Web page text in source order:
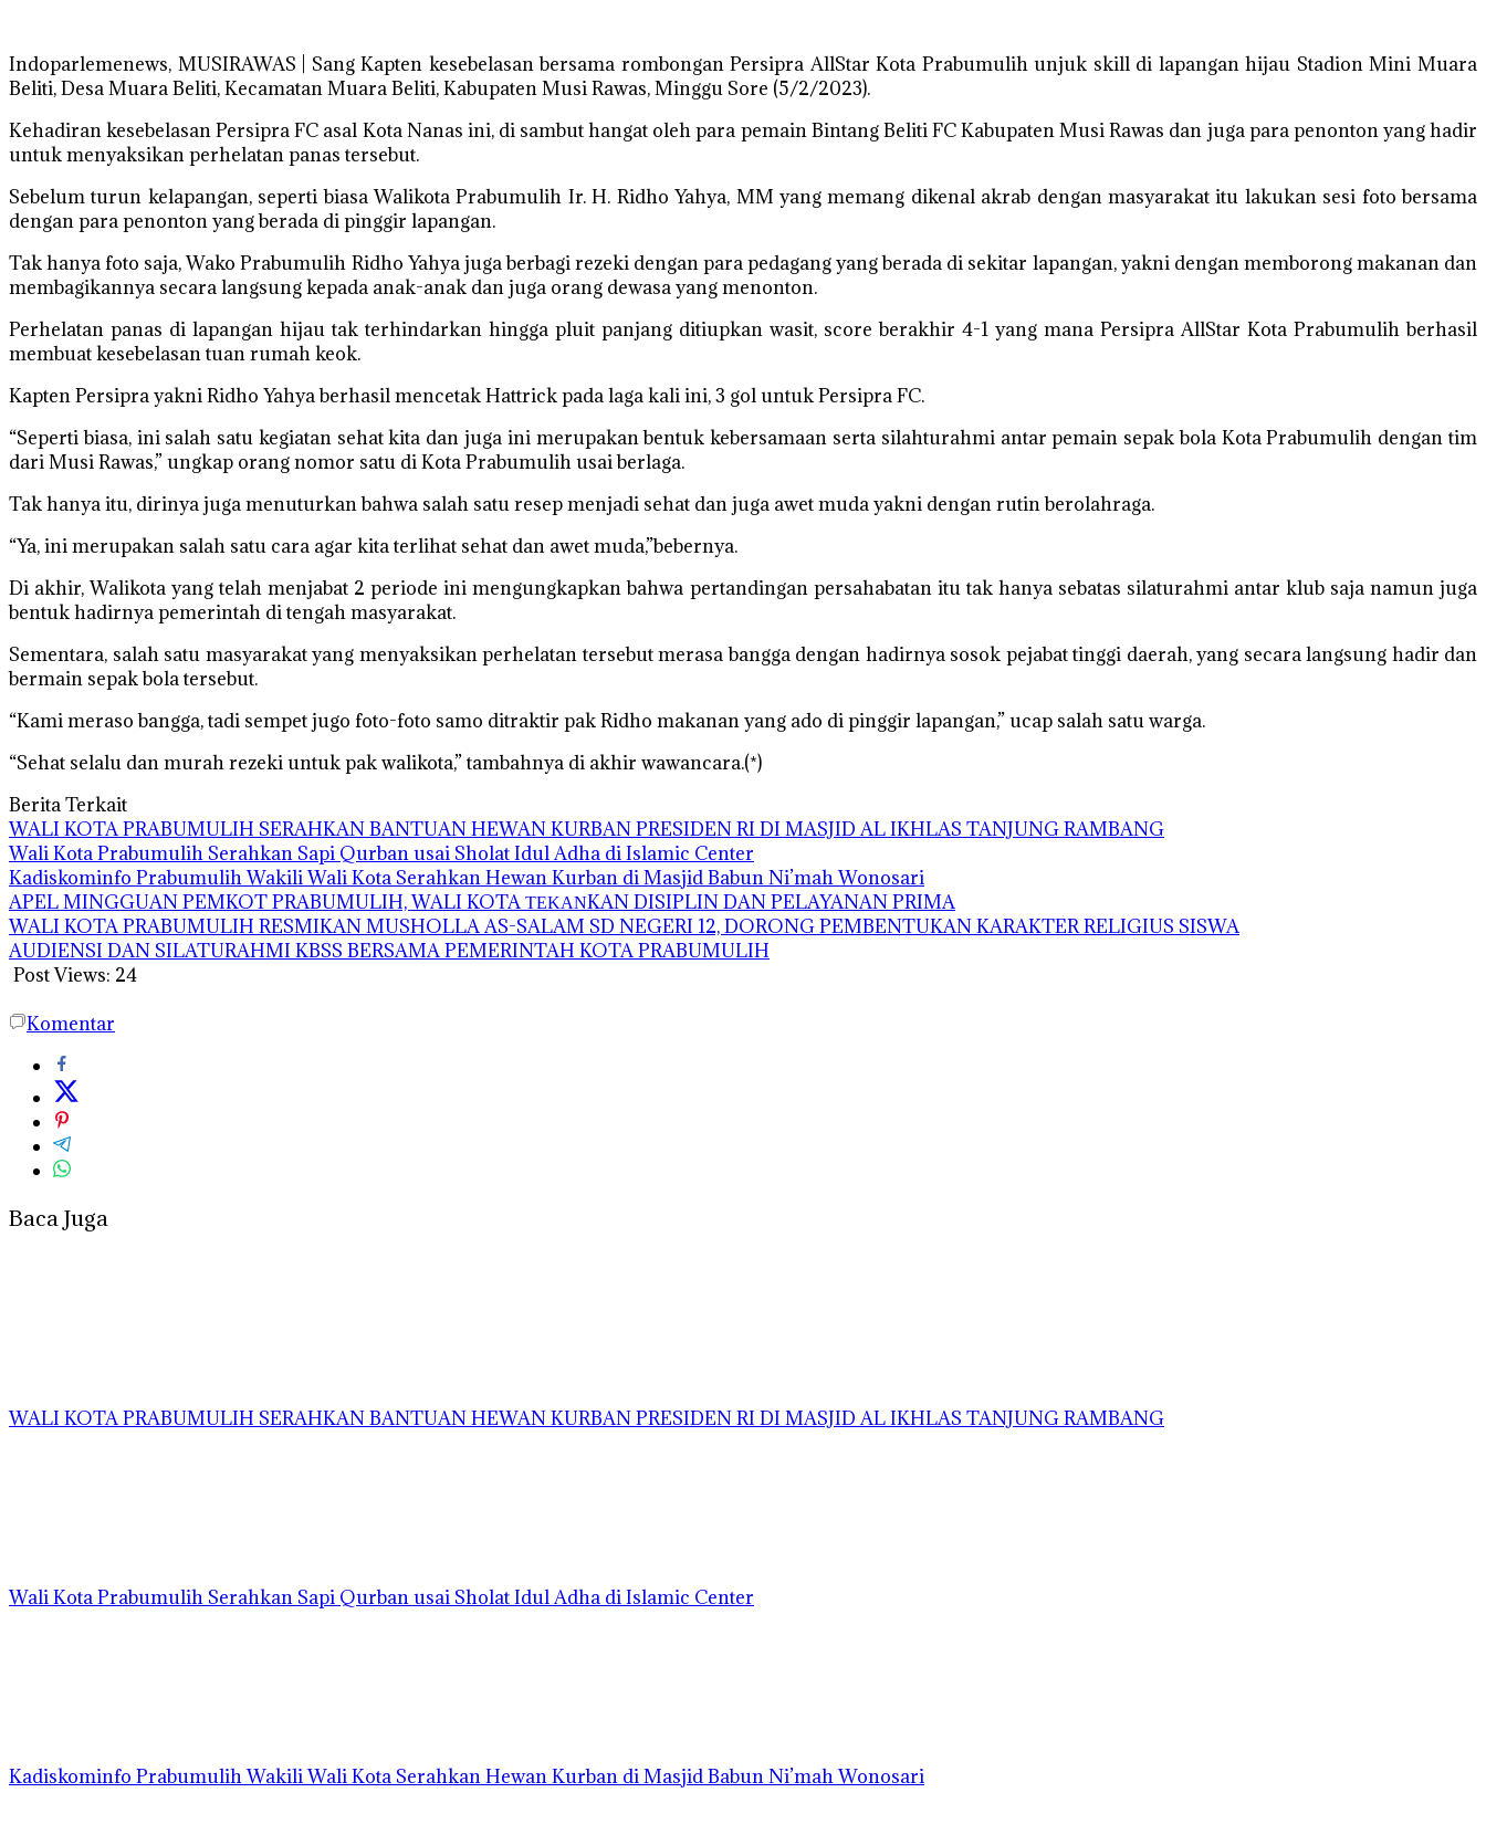
Indoparlemenews, MUSIRAWAS | Sang Kapten kesebelasan bersama rombongan Persipra AllStar Kota Prabumulih unjuk skill di lapangan hijau Stadion Mini Muara
Beliti, Desa Muara Beliti, Kecamatan Muara Beliti, Kabupaten Musi Rawas, Minggu Sore (5/2/2023).
Kehadiran kesebelasan Persipra FC asal Kota Nanas ini, di sambut hangat oleh para pemain Bintang Beliti FC Kabupaten Musi Rawas dan juga para penonton yang hadir
untuk menyaksikan perhelatan panas tersebut.
Sebelum turun kelapangan, seperti biasa Walikota Prabumulih Ir. H. Ridho Yahya, MM yang memang dikenal akrab dengan masyarakat itu lakukan sesi foto bersama
dengan para penonton yang berada di pinggir lapangan.
Tak hanya foto saja, Wako Prabumulih Ridho Yahya juga berbagi rezeki dengan para pedagang yang berada di sekitar lapangan, yakni dengan memborong makanan dan
membagikannya secara langsung kepada anak-anak dan juga orang dewasa yang menonton.
Perhelatan panas di lapangan hijau tak terhindarkan hingga pluit panjang ditiupkan wasit, score berakhir 4-1 yang mana Persipra AllStar Kota Prabumulih berhasil
membuat kesebelasan tuan rumah keok.
Kapten Persipra yakni Ridho Yahya berhasil mencetak Hattrick pada laga kali ini, 3 gol untuk Persipra FC.
“Seperti biasa, ini salah satu kegiatan sehat kita dan juga ini merupakan bentuk kebersamaan serta silahturahmi antar pemain sepak bola Kota Prabumulih dengan tim
dari Musi Rawas,” ungkap orang nomor satu di Kota Prabumulih usai berlaga.
Tak hanya itu, dirinya juga menuturkan bahwa salah satu resep menjadi sehat dan juga awet muda yakni dengan rutin berolahraga.
“Ya, ini merupakan salah satu cara agar kita terlihat sehat dan awet muda,”bebernya.
Di akhir, Walikota yang telah menjabat 2 periode ini mengungkapkan bahwa pertandingan persahabatan itu tak hanya sebatas silaturahmi antar klub saja namun juga
bentuk hadirnya pemerintah di tengah masyarakat.
Sementara, salah satu masyarakat yang menyaksikan perhelatan tersebut merasa bangga dengan hadirnya sosok pejabat tinggi daerah, yang secara langsung hadir dan
bermain sepak bola tersebut.
“Kami meraso bangga, tadi sempet jugo foto-foto samo ditraktir pak Ridho makanan yang ado di pinggir lapangan,” ucap salah satu warga.
“Sehat selalu dan murah rezeki untuk pak walikota,” tambahnya di akhir wawancara.(*)
Berita Terkait
WALI KOTA PRABUMULIH SERAHKAN BANTUAN HEWAN KURBAN PRESIDEN RI DI MASJID AL IKHLAS TANJUNG RAMBANG
Wali Kota Prabumulih Serahkan Sapi Qurban usai Sholat Idul Adha di Islamic Center
Kadiskominfo Prabumulih Wakili Wali Kota Serahkan Hewan Kurban di Masjid Babun Ni’mah Wonosari
APEL MINGGUAN PEMKOT PRABUMULIH, WALI KOTA ΤΕΚΑΝKAN DISIPLIN DAN PELAYANAN PRIMA
WALI KOTA PRABUMULIH RESMIKAN MUSHOLLA AS-SALAM SD NEGERI 12, DORONG PEMBENTUKAN KARAKTER RELIGIUS SISWA
AUDIENSI DAN SILATURAHMI KBSS BERSAMA PEMERINTAH KOTA PRABUMULIH
Post Views: 24
Komentar
Baca Juga
WALI KOTA PRABUMULIH SERAHKAN BANTUAN HEWAN KURBAN PRESIDEN RI DI MASJID AL IKHLAS TANJUNG RAMBANG
Wali Kota Prabumulih Serahkan Sapi Qurban usai Sholat Idul Adha di Islamic Center
Kadiskominfo Prabumulih Wakili Wali Kota Serahkan Hewan Kurban di Masjid Babun Ni’mah Wonosari